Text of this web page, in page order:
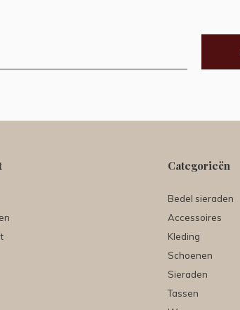
Categorieën
Bedel sieraden
Accessoires
Kleding
Schoenen
Sieraden
Tassen